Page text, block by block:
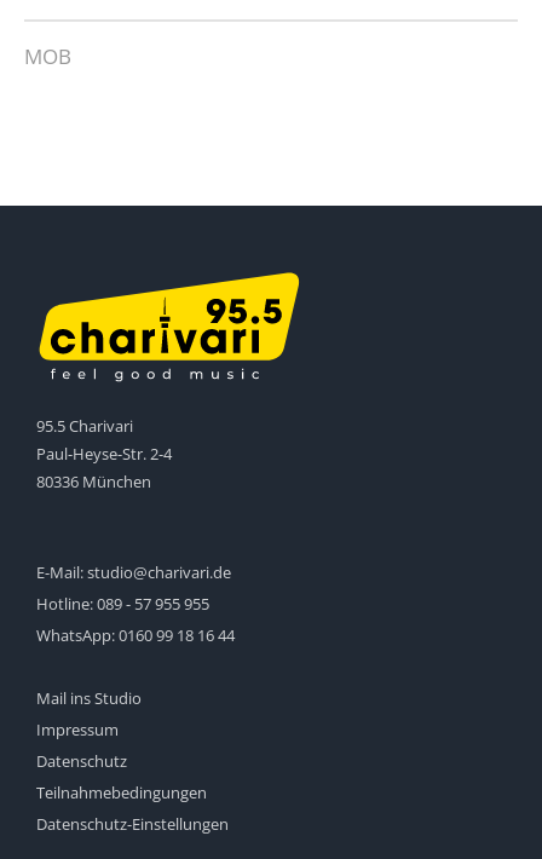
MOB
95.5 Charivari
Paul-Heyse-Str. 2-4
80336 München
E-Mail:studio@charivari.de
Hotline:089 - 57 955 955
WhatsApp:0160 99 18 16 44
Mail ins Studio
Impressum
Datenschutz
Teilnahmebedingungen
Datenschutz-Einstellungen